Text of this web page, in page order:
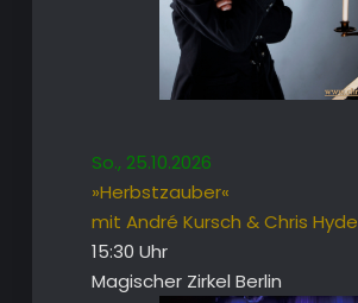
So., 25.10.2026
»Herbstzauber«
mit André Kursch & Chris Hyde
15:30 Uhr
Magischer Zirkel Berlin